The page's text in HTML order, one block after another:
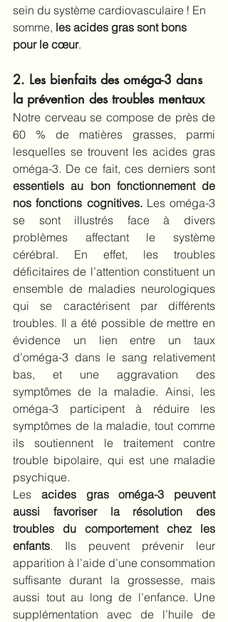
sein du système cardiovasculaire ! En
somme, les acides gras sont bons
pour le cœur.
2. Les bienfaits des oméga-3 dans
la prévention des troubles mentaux
Notre cerveau se compose de près de
60 % de matières grasses, parmi
lesquelles se trouvent les acides gras
essentiels au bon fonctionnement de
nos fonctions cognitives. Les oméga-3
se sont illustrés face à divers
problèmes affectant le système
cérébral. En effet, les troubles
déficitaires de l’attention constituent un
ensemble de maladies neurologiques
qui se caractérisent par différents
troubles. Il a été possible de mettre en
évidence un lien entre un taux
d’oméga-3 dans le sang relativement
bas, et une aggravation des
symptômes de la maladie. Ainsi, les
oméga-3 participent à réduire les
symptômes de la maladie, tout comme
ils soutiennent le traitement contre
trouble bipolaire, qui est une maladie
psychique.
Les acides gras oméga-3 peuvent
aussi favoriser la résolution des
troubles du comportement chez les
enfants. Ils peuvent prévenir leur
apparition à l’aide d’une consommation
suffisante durant la grossesse, mais
aussi tout au long de l’enfance. Une
supplémentation avec de l’huile de